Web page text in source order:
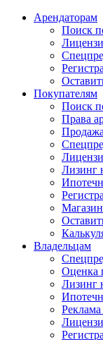
Арендаторам
Поиск
Покупателям
Поиск
Права
Лизинг
Владельцам
Оценка
Лизинг